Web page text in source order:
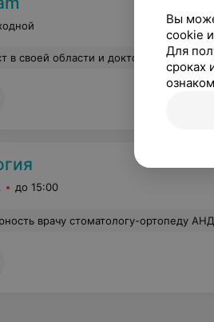
Быстро и безболезненно удалила мне два верхних зуба мудрости, предварительно провела подробную консультацию! В дальнейшем по удалению
до 15:00
работу. Профессионализм, способность находить оптимальное решение вызывают искреннее восхищение. Компетенция врача на высочайшем уровне! Спасибо Вам за внимание, терпение и уважение к пациентам! РЕКОМЕНДУЮ ВСЕМ, КТО ИЩЕТ ВЫСОКОЕ
Вы
cookie
Для
сроках